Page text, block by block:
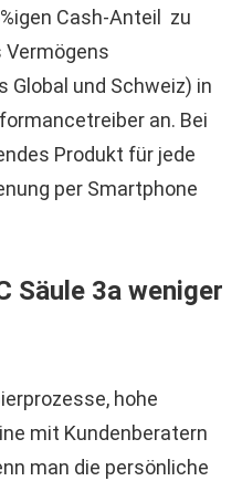
Cash-Anteil zu
Vermögens
Global und Schweiz) in
an. Bei
Produkt für jede
per Smartphone
Säule 3a weniger
hohe
mit Kundenberatern
man die persönliche